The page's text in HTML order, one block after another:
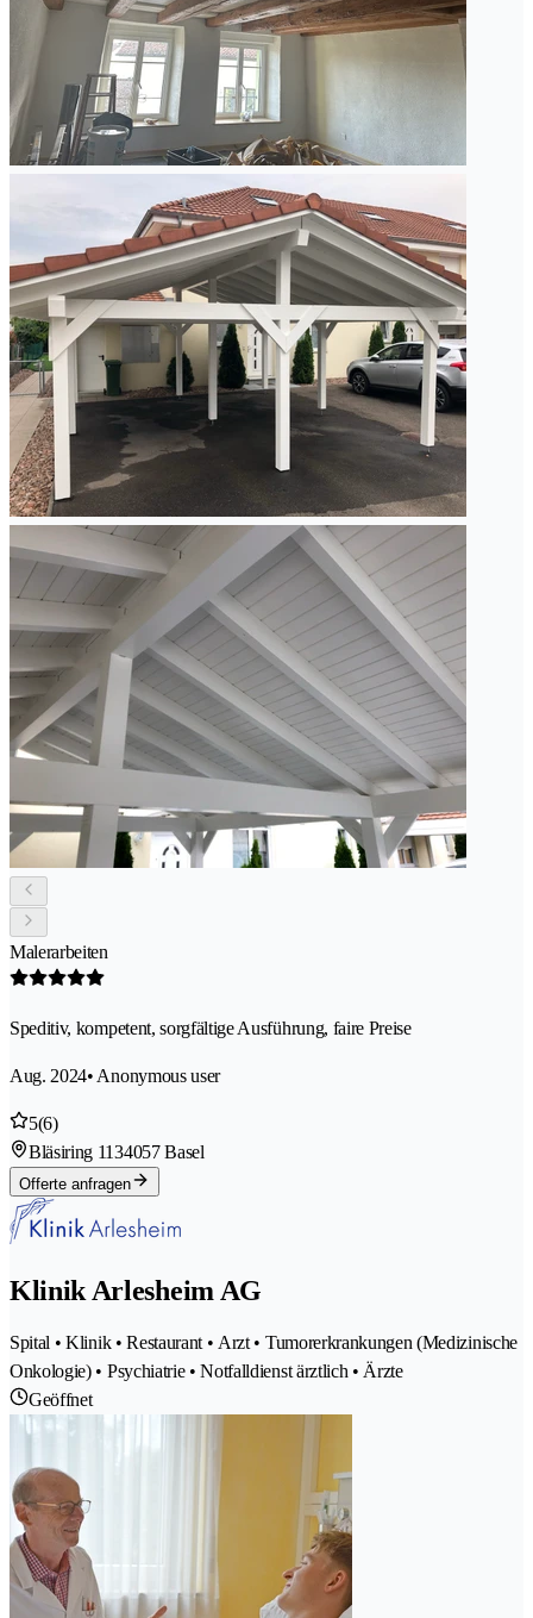
Malerarbeiten
Speditiv, kompetent, sorgfältige Ausführung, faire Preise
Aug. 2024• Anonymous user
5(6)
Bläsiring 1134057 Basel
Offerte anfragen
Klinik Arlesheim AG
Spital • Klinik • Restaurant • Arzt • Tumorerkrankungen (Medizinische
Onkologie) • Psychiatrie • Notfalldienst ärztlich • Ärzte
Geöffnet